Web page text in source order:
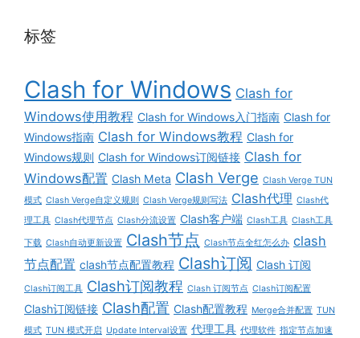
标签
Clash for Windows Clash for
Windows使用教程 Clash for Windows入门指南 Clash for
Windows指南 Clash for Windows教程 Clash for
Windows规则 Clash for Windows订阅链接 Clash for
Windows配置 Clash Meta Clash Verge Clash Verge TUN
模式 Clash Verge自定义规则 Clash Verge规则写法 Clash代理 Clash代
理工具 Clash代理节点 Clash分流设置 Clash客户端 Clash工具 Clash工具
下载 Clash自动更新设置 Clash节点 Clash节点全红怎么办 clash
节点配置 clash节点配置教程 Clash订阅 Clash 订阅
Clash订阅工具 Clash订阅教程 Clash 订阅节点 Clash订阅配置
Clash订阅链接 Clash配置 Clash配置教程 Merge合并配置 TUN
模式 TUN 模式开启 Update Interval设置 代理工具 代理软件 指定节点加速